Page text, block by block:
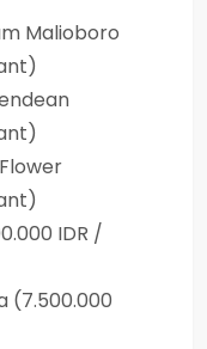
Malioboro
IDR /
(7.500.000